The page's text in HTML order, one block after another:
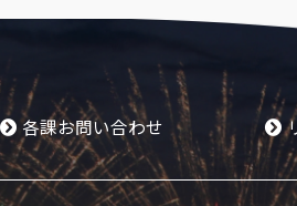
各課お問い合わせ